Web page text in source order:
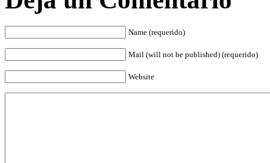
Name (requerido)
Mail (will not be published) (requerido)
Website